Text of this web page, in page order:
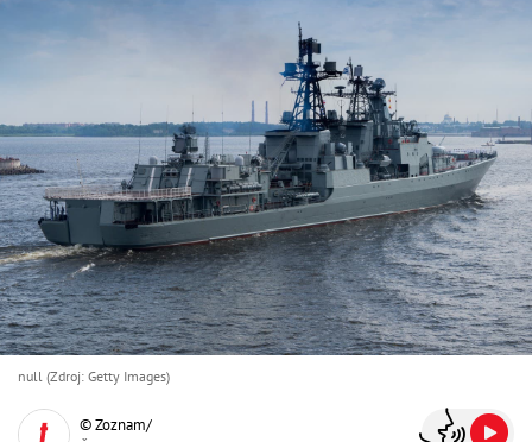
null (Zdroj: Getty Images)
© Zoznam/